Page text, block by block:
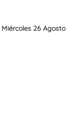
Miércoles 26 Agosto